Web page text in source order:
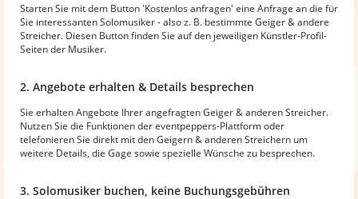
Starten Sie mit dem Button 'Kostenlos anfragen' eine Anfrage an die für
Sie interessanten Solomusiker - also z. B. bestimmte Geiger & andere
Streicher. Diesen Button finden Sie auf den jeweiligen Künstler-Profil-
Seiten der Musiker.
2. Angebote erhalten & Details besprechen
Sie erhalten Angebote Ihrer angefragten Geiger & anderen Streicher.
Nutzen Sie die Funktionen der eventpeppers-Plattform oder
telefonieren Sie direkt mit den Geigern & anderen Streichern um
weitere Details, die Gage sowie spezielle Wünsche zu besprechen.
3. Solomusiker buchen, keine Buchungsgebühren